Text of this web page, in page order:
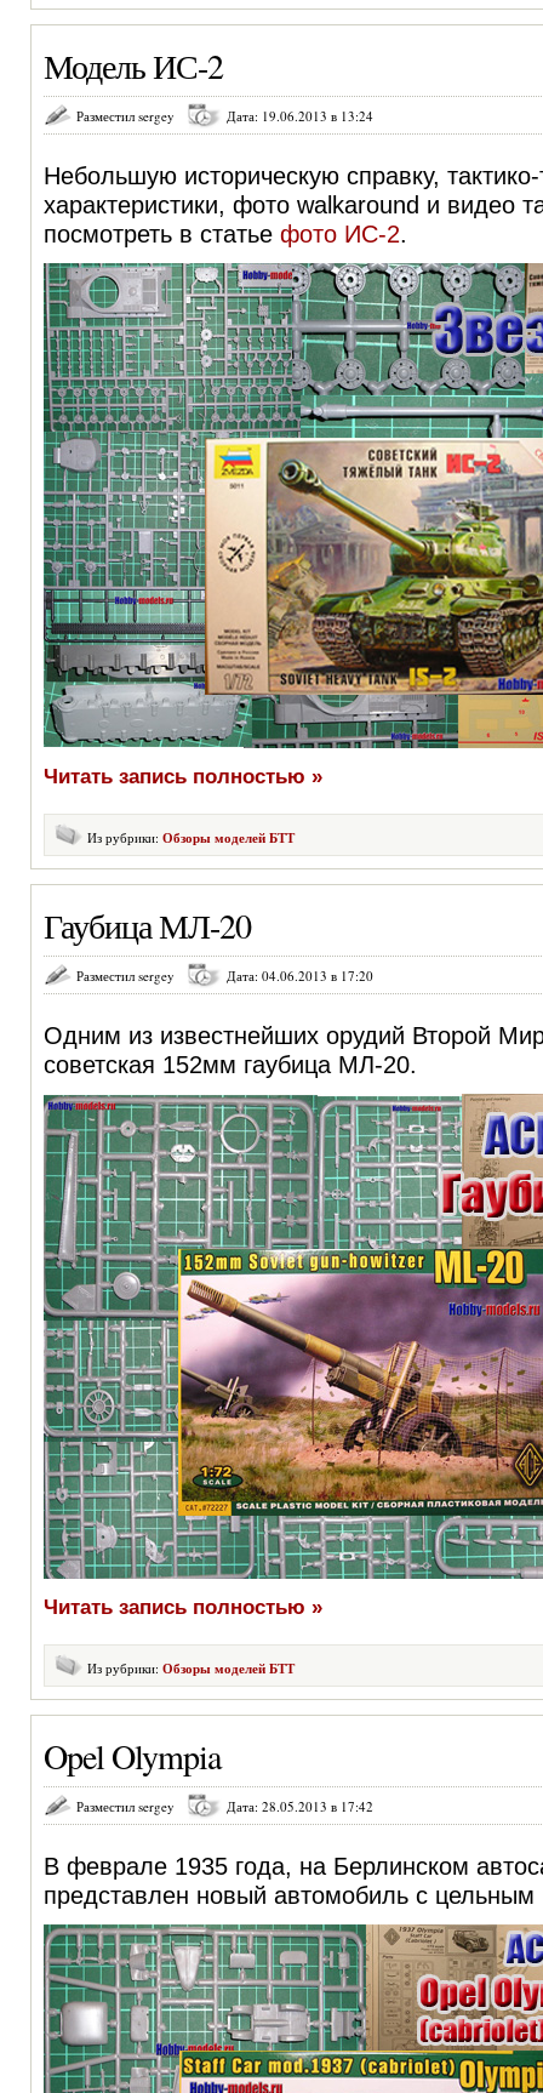
Модель ИС-2
Разместил sergey Дата: 19.06.2013 в 13:24
Небольшую историческую справку, тактико-
характеристики, фото walkaround и видео
посмотреть в статье фото ИС-2.
Читать запись полностью »
Из рубрики: Обзоры моделей БТТ
Гаубица МЛ-20
Разместил sergey Дата: 04.06.2013 в 17:20
Одним из известнейших орудий Второй
советская 152мм гаубица МЛ-20.
Читать запись полностью »
Из рубрики: Обзоры моделей БТТ
Opel Olympia
Разместил sergey Дата: 28.05.2013 в 17:42
В феврале 1935 года, на Берлинском
представлен новый автомобиль с